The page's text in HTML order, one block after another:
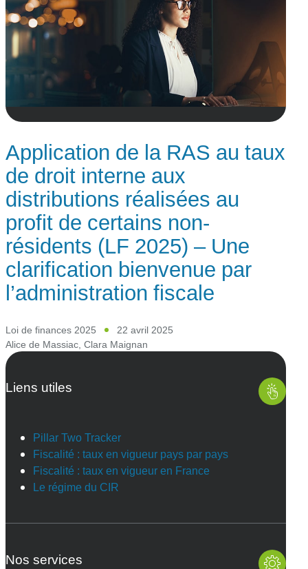
Application de la RAS au taux
de droit interne aux
distributions réalisées au
profit de certains non-
résidents (LF 2025) – Une
clarification bienvenue par
l’administration fiscale
Loi de finances 2025
22 avril 2025
Alice de Massiac Clara Maignan
Liens utiles
Pillar Two Tracker
Fiscalité : taux en vigueur pays par pays
Fiscalité : taux en vigueur en France
Le régime du CIR
Nos services